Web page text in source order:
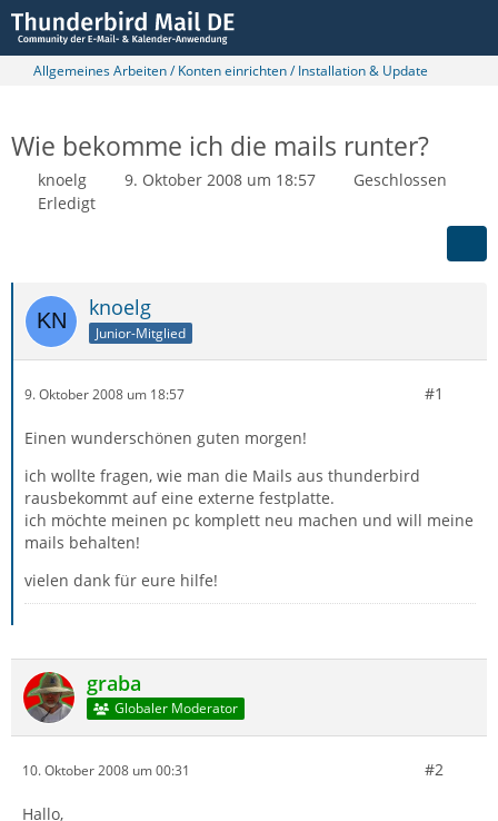
Allgemeines Arbeiten / Konten einrichten / Installation & Update
Wie bekomme ich die mails runter?
knoelg 9. Oktober 2008 um 18:57
Geschlossen
Erledigt
knoelg
Junior-Mitglied
9. Oktober 2008 um 18:57 #1
Einen wunderschönen guten morgen!
ich wollte fragen, wie man die Mails aus thunderbird
rausbekommt auf eine externe festplatte.
ich möchte meinen pc komplett neu machen und will meine
mails behalten!
vielen dank für eure hilfe!
graba
Globaler Moderator
10. Oktober 2008 um 00:31 #2
Hallo,